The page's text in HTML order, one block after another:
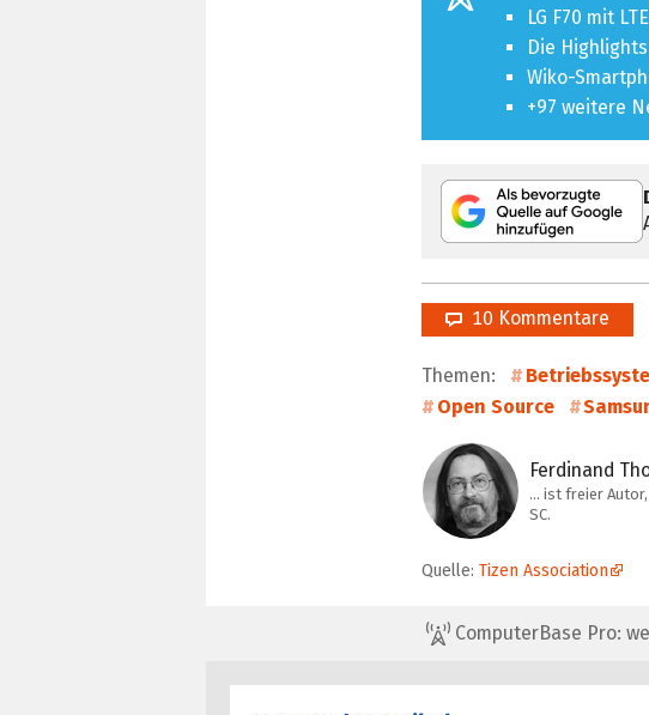
LG F70 mit
Die
Wiko-
+97 weitere
10 Kommentare
Themen:
Open Source
Ferdinand
… ist freier
SC.
Quelle: Tizen Association
ComputerBase Pro: